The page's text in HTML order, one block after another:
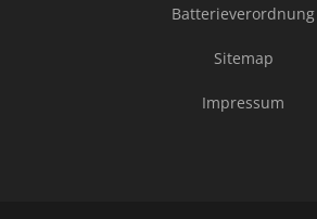
Batterieverordnung
Sitemap
Impressum